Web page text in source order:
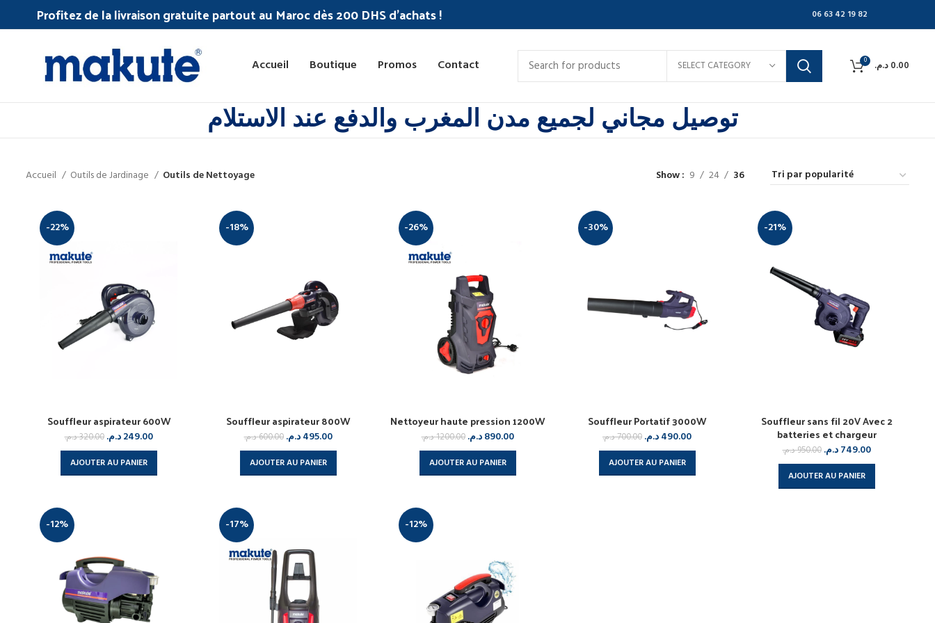
Profitez de la livraison gratuite partout au Maroc dès 200 DHS d'achats ! 06 63 42 19 82
Accueil Boutique Promos Contact SELECT CATEGORY 0 0.00د.م.
توصيل مجاني لجميع مدن المغرب والدفع عند الاستلام
Accueil Outils de Jardinage Outils de Nettoyage Show 9 24 36
-22%
Souffleur aspirateur 600W
320.00د.م. 249.00د.م.
AJOUTER AU PANIER
-18%
Souffleur aspirateur 800W
600.00د.م. 495.00د.م.
AJOUTER AU PANIER
-26%
Nettoyeur haute pression 1200W
1200.00د.م. 890.00د.م.
AJOUTER AU PANIER
-30%
Souffleur Portatif 3000W
700.00د.م. 490.00د.م.
AJOUTER AU PANIER
-21%
Souffleur sans fil 20V Avec 2
batteries et chargeur
950.00د.م. 749.00د.م.
AJOUTER AU PANIER
-12% -17% -12%